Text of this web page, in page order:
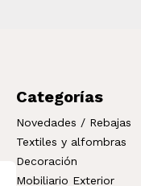
Categorías
Novedades / Rebajas
Textiles y alfombras
Decoración
Mobiliario Exterior